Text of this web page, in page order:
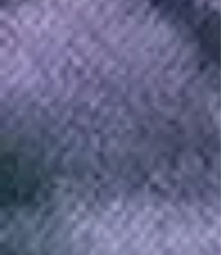
le zèbre La rivière